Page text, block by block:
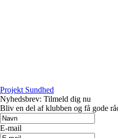
Projekt Sundhed
Nyhedsbrev: Tilmeld dig nu
Bliv en del af klubben og få gode
E-mail